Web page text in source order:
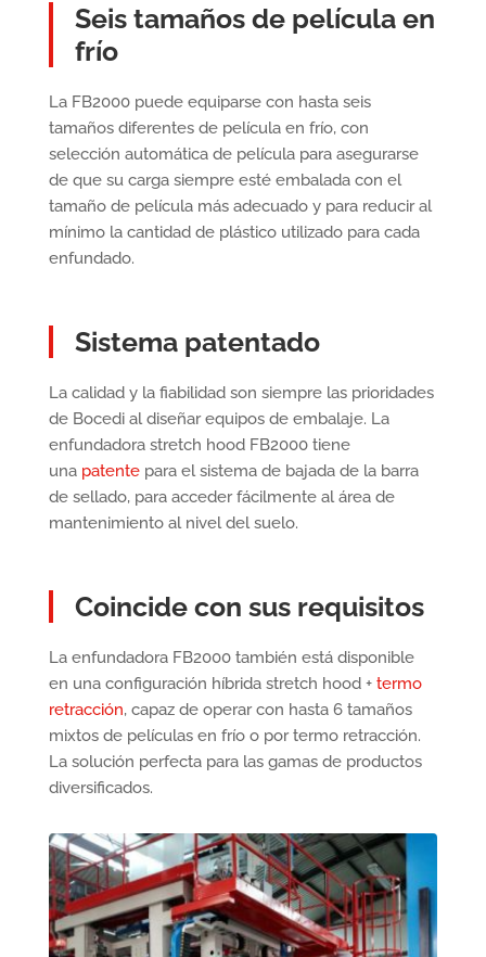
Seis tamaños de película en
frío
La FB2000 puede equiparse con hasta seis
tamaños diferentes de película en frío, con
selección automática de película para asegurarse
de que su carga siempre esté embalada con el
tamaño de película más adecuado y para reducir al
mínimo la cantidad de plástico utilizado para cada
enfundado.
Sistema patentado
La calidad y la fiabilidad son siempre las prioridades
de Bocedi al diseñar equipos de embalaje. La
enfundadora stretch hood FB2000 tiene
una patentepara el sistema de bajada de la barra
de sellado, para acceder fácilmente al área de
mantenimiento al nivel del suelo.
Coincide con sus requisitos
La enfundadora FB2000 también está disponible
en una configuración híbrida stretch hood + termo
retracción, capaz de operar con hasta 6 tamaños
mixtos de películas en frío o por termo retracción.
La solución perfecta para las gamas de productos
diversificados.